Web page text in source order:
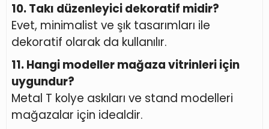
10. Takı düzenleyici dekoratif midir?
Evet, minimalist ve şık tasarımları ile
dekoratif olarak da kullanılır.
11. Hangi modeller mağaza vitrinleri için
uygundur?
Metal T kolye askıları ve stand modelleri
mağazalar için idealdir.